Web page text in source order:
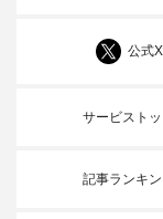
公式X
サービスト
記事ランキ